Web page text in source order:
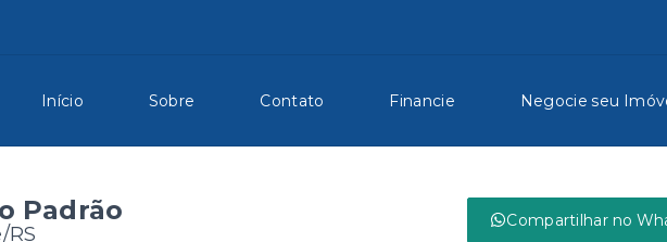
Início Sobre Contato Financie Negocie seu
Padrão
RS
Compartilhar no